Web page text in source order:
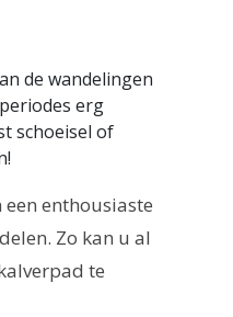
de wandelingen
erg
schoeisel of
enthousiaste
Zo kan u al
te